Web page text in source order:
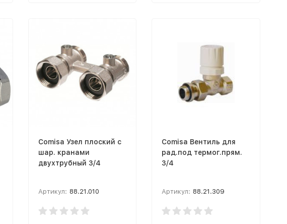
Comisa Узел плоский с
шар. кранами
двухтрубный 3/4
Артикул: 88.21.010
Comisa Вентиль для
рад.под термог.прям.
3/4
Артикул: 88.21.309